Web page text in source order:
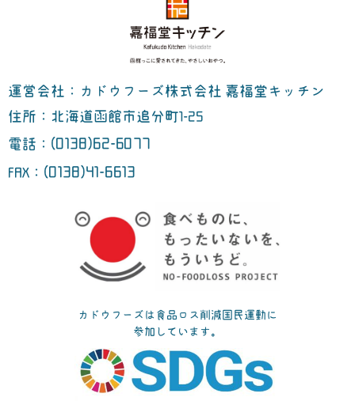
運営会社：カドウフーズ株式会社 嘉福堂キッチン
住所：北海道函館市追分町1-25
電話： (0138)62-6077
FAX： (0138)41-6613
カドウフーズは食品ロス削減国民運動に
参加しています。